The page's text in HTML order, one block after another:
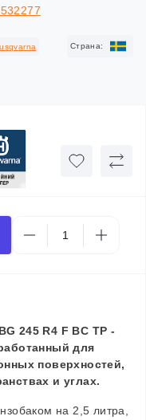
Cтрана:
245 R4 F BC TP -
для
поверхностей,
и углах.
на 2,5 литра,